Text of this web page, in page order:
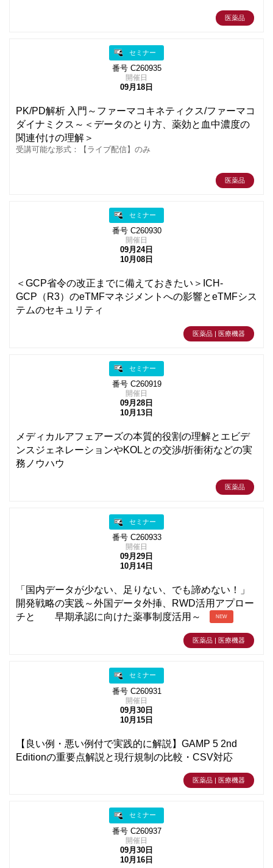
医薬品
セミナー
番号 C260935
開催日
09月18日
PK/PD解析 入門～ファーマコキネティクス/ファーマコ
ダイナミクス～＜データのとり方、薬効と血中濃度の
関連付けの理解＞
受講可能な形式：【ライブ配信】のみ
医薬品
セミナー
番号 C260930
開催日
09月24日
10月08日
＜GCP省令の改正までに備えておきたい＞ICH-
GCP（R3）のeTMFマネジメントへの影響とeTMFシス
テムのセキュリティ
医薬品 | 医療機器
セミナー
番号 C260919
開催日
09月28日
10月13日
メディカルアフェアーズの本質的役割の理解とエビデ
ンスジェネレーションやKOLとの交渉/折衝術などの実
務ノウハウ
医薬品
セミナー
番号 C260933
開催日
09月29日
10月14日
「国内データが少ない、足りない、でも諦めない！」
開発戦略の実践～外国データ外挿、RWD活用アプロー
チと 早期承認に向けた薬事制度活用～
NEW
医薬品 | 医療機器
セミナー
番号 C260931
開催日
09月30日
10月15日
【良い例・悪い例付で実践的に解説】GAMP 5 2nd
Editionの重要点解説と現行規制の比較・CSV対応
医薬品 | 医療機器
セミナー
番号 C260937
開催日
09月30日
10月16日